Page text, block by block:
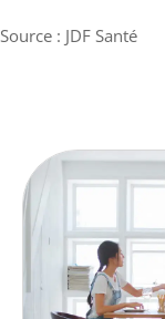
Source : JDF Santé